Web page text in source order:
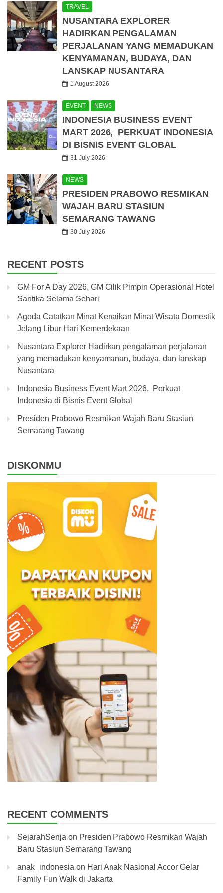
TRAVEL
NUSANTARA EXPLORER
HADIRKAN PENGALAMAN
PERJALANAN YANG MEMADUKAN
KENYAMANAN, BUDAYA, DAN
LANSKAP NUSANTARA
1 August 2026
EVENT NEWS
INDONESIA BUSINESS EVENT
MART 2026, PERKUAT INDONESIA
DI BISNIS EVENT GLOBAL
31 July 2026
NEWS
PRESIDEN PRABOWO RESMIKAN
WAJAH BARU STASIUN
SEMARANG TAWANG
30 July 2026
RECENT POSTS
GM For A Day 2026, GM Cilik Pimpin Operasional Hotel
Santika Selama Sehari
Agoda Catatkan Minat Kenaikan Minat Wisata Domestik
Jelang Libur Hari Kemerdekaan
Nusantara Explorer Hadirkan pengalaman perjalanan
yang memadukan kenyamanan, budaya, dan lanskap
Nusantara
Indonesia Business Event Mart 2026, Perkuat
Indonesia di Bisnis Event Global
Presiden Prabowo Resmikan Wajah Baru Stasiun
Semarang Tawang
DISKONMU
RECENT COMMENTS
SejarahSenja on Presiden Prabowo Resmikan Wajah
Baru Stasiun Semarang Tawang
anak_indonesia on Hari Anak Nasional Accor Gelar
Family Fun Walk di Jakarta